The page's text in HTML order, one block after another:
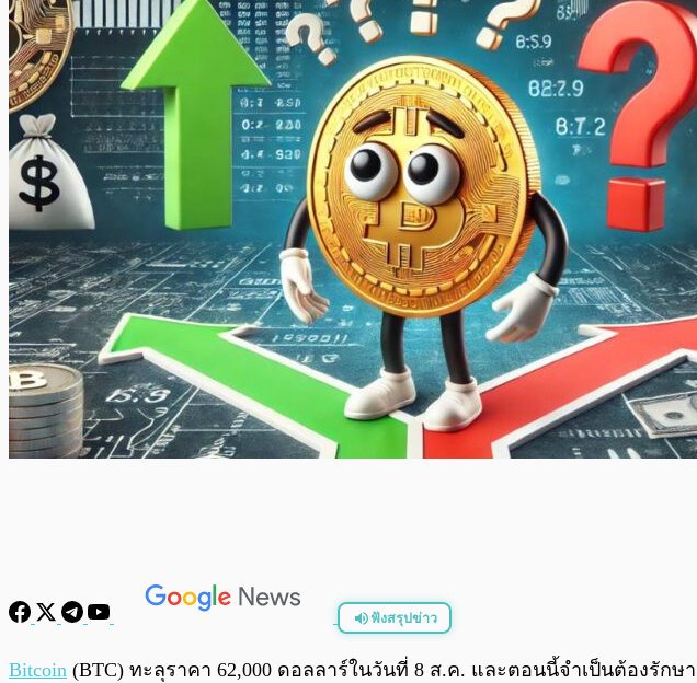
ฟังสรุปข่าว
พร้อมเล่น
Bitcoin (BTC) ทะลุราคา 62,000 ดอลลาร์ในวันที่ 8 ส.ค. และตอนนี้จำเป็นต้องรัก